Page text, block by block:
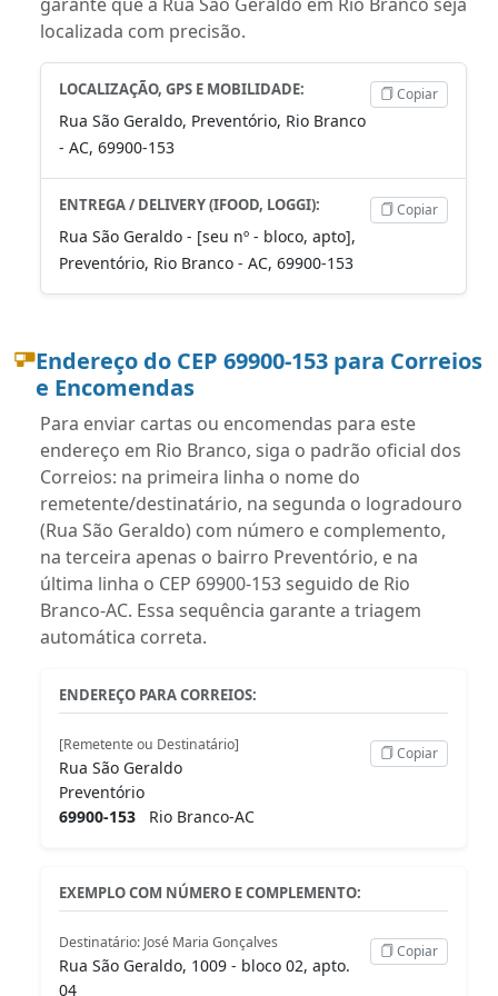
localizada com precisão.
LOCALIZAÇÃO, GPS E MOBILIDADE:
Rua São Geraldo, Preventório, Rio Branco
- AC, 69900-153
Copiar
ENTREGA / DELIVERY (IFOOD, LOGGI):
Rua São Geraldo - [seu nº - bloco, apto],
Preventório, Rio Branco - AC, 69900-153
Copiar
Endereço do CEP 69900-153 para Correios
e Encomendas
Para enviar cartas ou encomendas para este
endereço em Rio Branco, siga o padrão oficial dos
Correios: na primeira linha o nome do
remetente/destinatário, na segunda o logradouro
(Rua São Geraldo) com número e complemento,
na terceira apenas o bairro Preventório, e na
última linha o CEP 69900-153 seguido de Rio
Branco-AC. Essa sequência garante a triagem
automática correta.
ENDEREÇO PARA CORREIOS:
[Remetente ou Destinatário]
Rua São Geraldo
Preventório
69900-153 Rio Branco-AC
Copiar
EXEMPLO COM NÚMERO E COMPLEMENTO:
Destinatário: José Maria Gonçalves
Rua São Geraldo, 1009 - bloco 02, apto.
04
Copiar